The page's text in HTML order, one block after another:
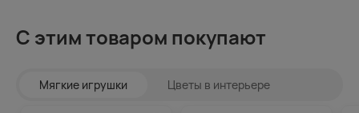
С этим товаром покупают
Мягкие игрушки Цветы в интерьере